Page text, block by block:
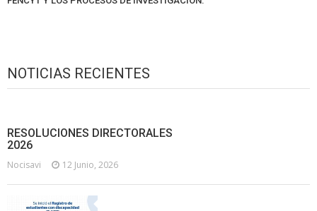
NOTICIAS RECIENTES
RESOLUCIONES DIRECTORALES
2026
Nocisavi 12 Junio, 2026